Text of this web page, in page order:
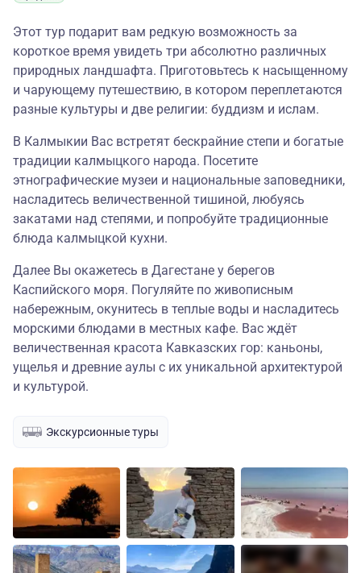
Этот тур подарит вам редкую возможность за
короткое время увидеть три абсолютно различных
природных ландшафта. Приготовьтесь к насыщенному
и чарующему путешествию, в котором переплетаются
разные культуры и две религии: буддизм и ислам.
В Калмыкии Вас встретят бескрайние степи и богатые
традиции калмыцкого народа. Посетите
этнографические музеи и национальные заповедники,
насладитесь величественной тишиной, любуясь
закатами над степями, и попробуйте традиционные
блюда калмыцкой кухни.
Далее Вы окажетесь в Дагестане у берегов
Каспийского моря. Погуляйте по живописным
набережным, окунитесь в теплые воды и насладитесь
морскими блюдами в местных кафе. Вас ждёт
величественная красота Кавказских гор: каньоны,
ущелья и древние аулы с их уникальной архитектурой
и культурой.
Экскурсионные туры